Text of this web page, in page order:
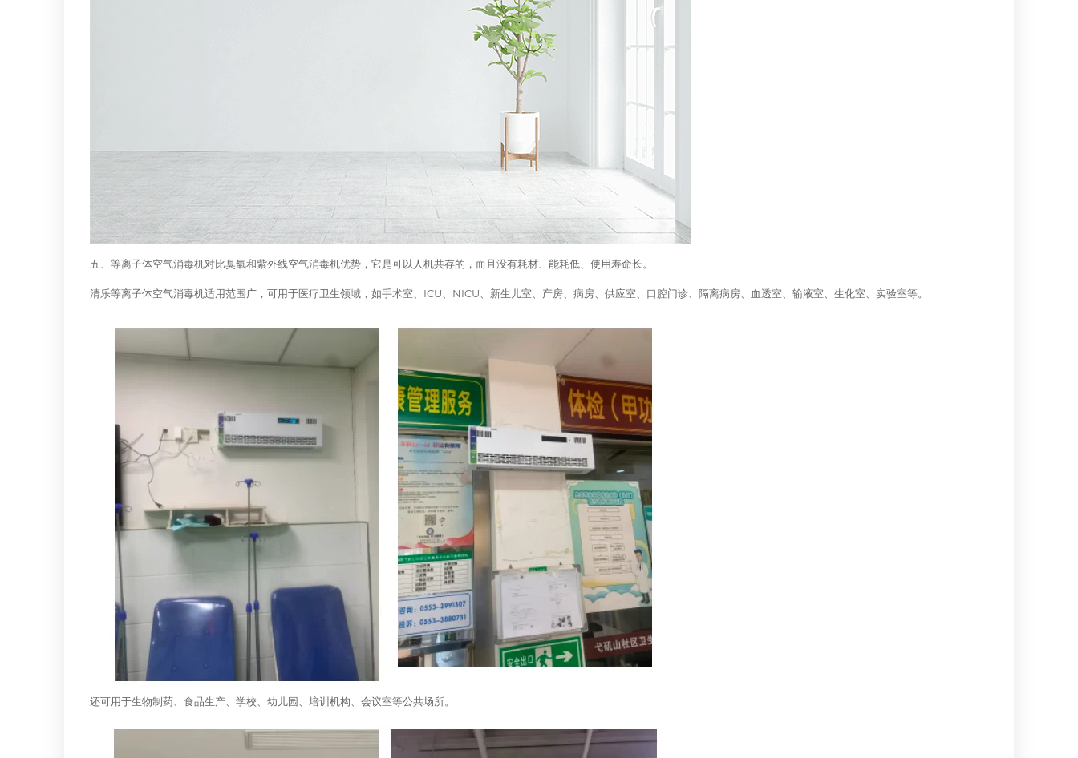
五、等离子体空气消毒机对比臭氧和紫外线空气消毒机优势，它是可以人机共存的，而且没有耗材、能耗低、使用寿命长。
清乐等离子体空气消毒机适用范围广，可用于医疗卫生领域，如手术室、ICU、NICU、新生儿室、产房、病房、供应室、口腔门诊、隔离病房、血透室、输液室、生化室、实验室等。
还可用于生物制药、食品生产、学校、幼儿园、培训机构、会议室等公共场所。